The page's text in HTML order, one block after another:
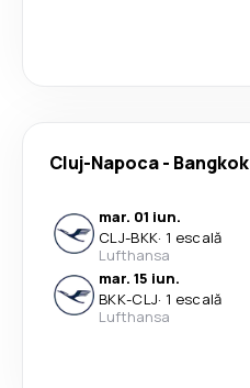
Cluj-Napoca- Bangkok
mar. 01 iun.
CLJ-BKK· 1 escală
Lufthansa
mar. 15 iun.
BKK-CLJ· 1 escală
Lufthansa